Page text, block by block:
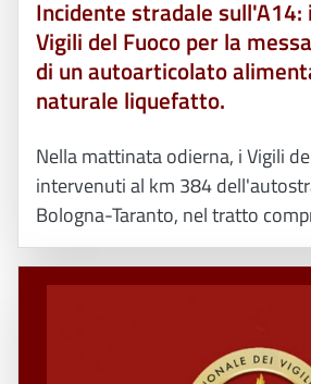
Incidente stradale
Vigili del Fuoco per la
di un autoarticolato
naturale liquefatto.
Nella mattinata odierna, i Vigili
intervenuti al km 384
Bologna-Taranto, nel tratto